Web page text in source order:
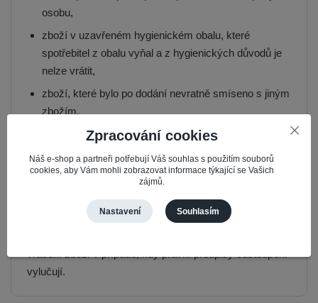
osobu,
zboží v uzavřeném hygienickém obalu, které
spotřebitel z obalu vyňal a z hygienických důvodů je
nelze vrátit,
zboží, které bylo po dodání nevratně smíseno s jiným
zbožím,
digitální obsah nedodaný na hmotném nosiči, pokud
odstoupit,
zákoníku.
vylučují.
Zpracování cookies
Náš e-shop a partneři potřebují Váš souhlas s použitím souborů
cookies, aby Vám mohli zobrazovat informace týkající se Vašich
zájmů.
Nastavení Souhlasím